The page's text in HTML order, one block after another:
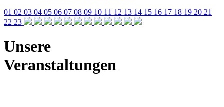
01 02 03 04 05 06 07 08 09 10 11 12 13 14 15 16 17 18 19 20 21
22 23
Unsere
Veranstaltungen